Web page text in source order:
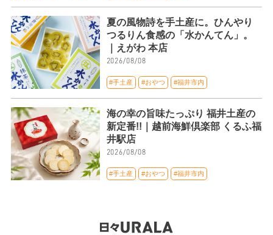
夏の風物詩を手土産に。ひんやり
つるりん食感の「水かんてん」。
｜えがわ 本店
2026/08/08
#手土産 #おやつ #福井市内
海の幸の旨味たっぷり 福井土産の
新定番!!｜越前海鮮倶楽部 くるふ福
井駅店
2026/08/08
#手土産 #おやつ #福井市内